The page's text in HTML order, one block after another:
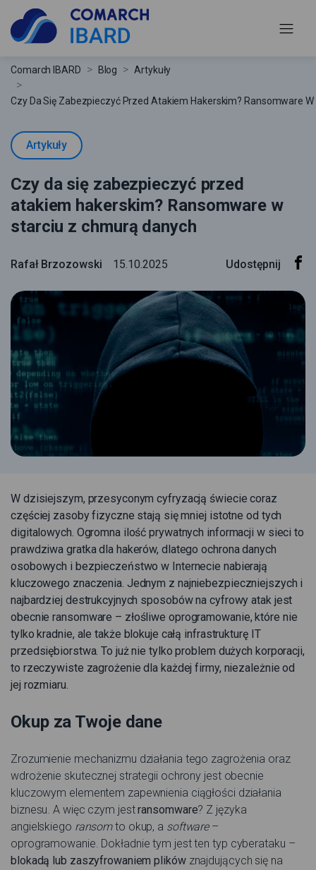
Comarch IBARD Blog Artykuły
Czy Da Się Zabezpieczyć Przed Atakiem Hakerskim? Ransomware
Artykuły
Czy da się zabezpieczyć przed
atakiem hakerskim? Ransomware w
starciu z chmurą danych
Rafał Brzozowski 15.10.2025 Udostępnij
W dzisiejszym, przesyconym cyfryzacją świecie coraz
częściej zasoby fizyczne stają się mniej istotne od tych
digitalowych. Ogromna ilość prywatnych informacji w sieci to
prawdziwa gratka dla hakerów, dlatego ochrona danych
osobowych i bezpieczeństwo w Internecie nabierają
kluczowego znaczenia. Jednym z najniebezpieczniejszych i
najbardziej destrukcyjnych sposobów na cyfrowy atak jest
obecnie ransomware – złośliwe oprogramowanie, które nie
tylko kradnie, ale także blokuje całą infrastrukturę IT
przedsiębiorstwa. To już nie tylko problem dużych korporacji,
to rzeczywiste zagrożenie dla każdej firmy, niezależnie od
jej rozmiaru.
Okup za Twoje dane
Zrozumienie mechanizmu działania tego zagrożenia oraz
wdrożenie skutecznej strategii ochrony jest obecnie
kluczowym elementem zapewnienia ciągłości działania
biznesu. A więc czym jestransomware? Z języka
angielskiego ransomto okup, a software–
oprogramowanie. Dokładnie tym jest ten typ cyberataku –
blokadą lub zaszyfrowaniem plików znajdujących się na